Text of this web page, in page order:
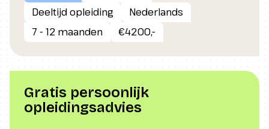
Deeltijd opleiding
Nederlands
7 - 12 maanden
€4200,-
Gratis persoonlijk
opleidingsadvies